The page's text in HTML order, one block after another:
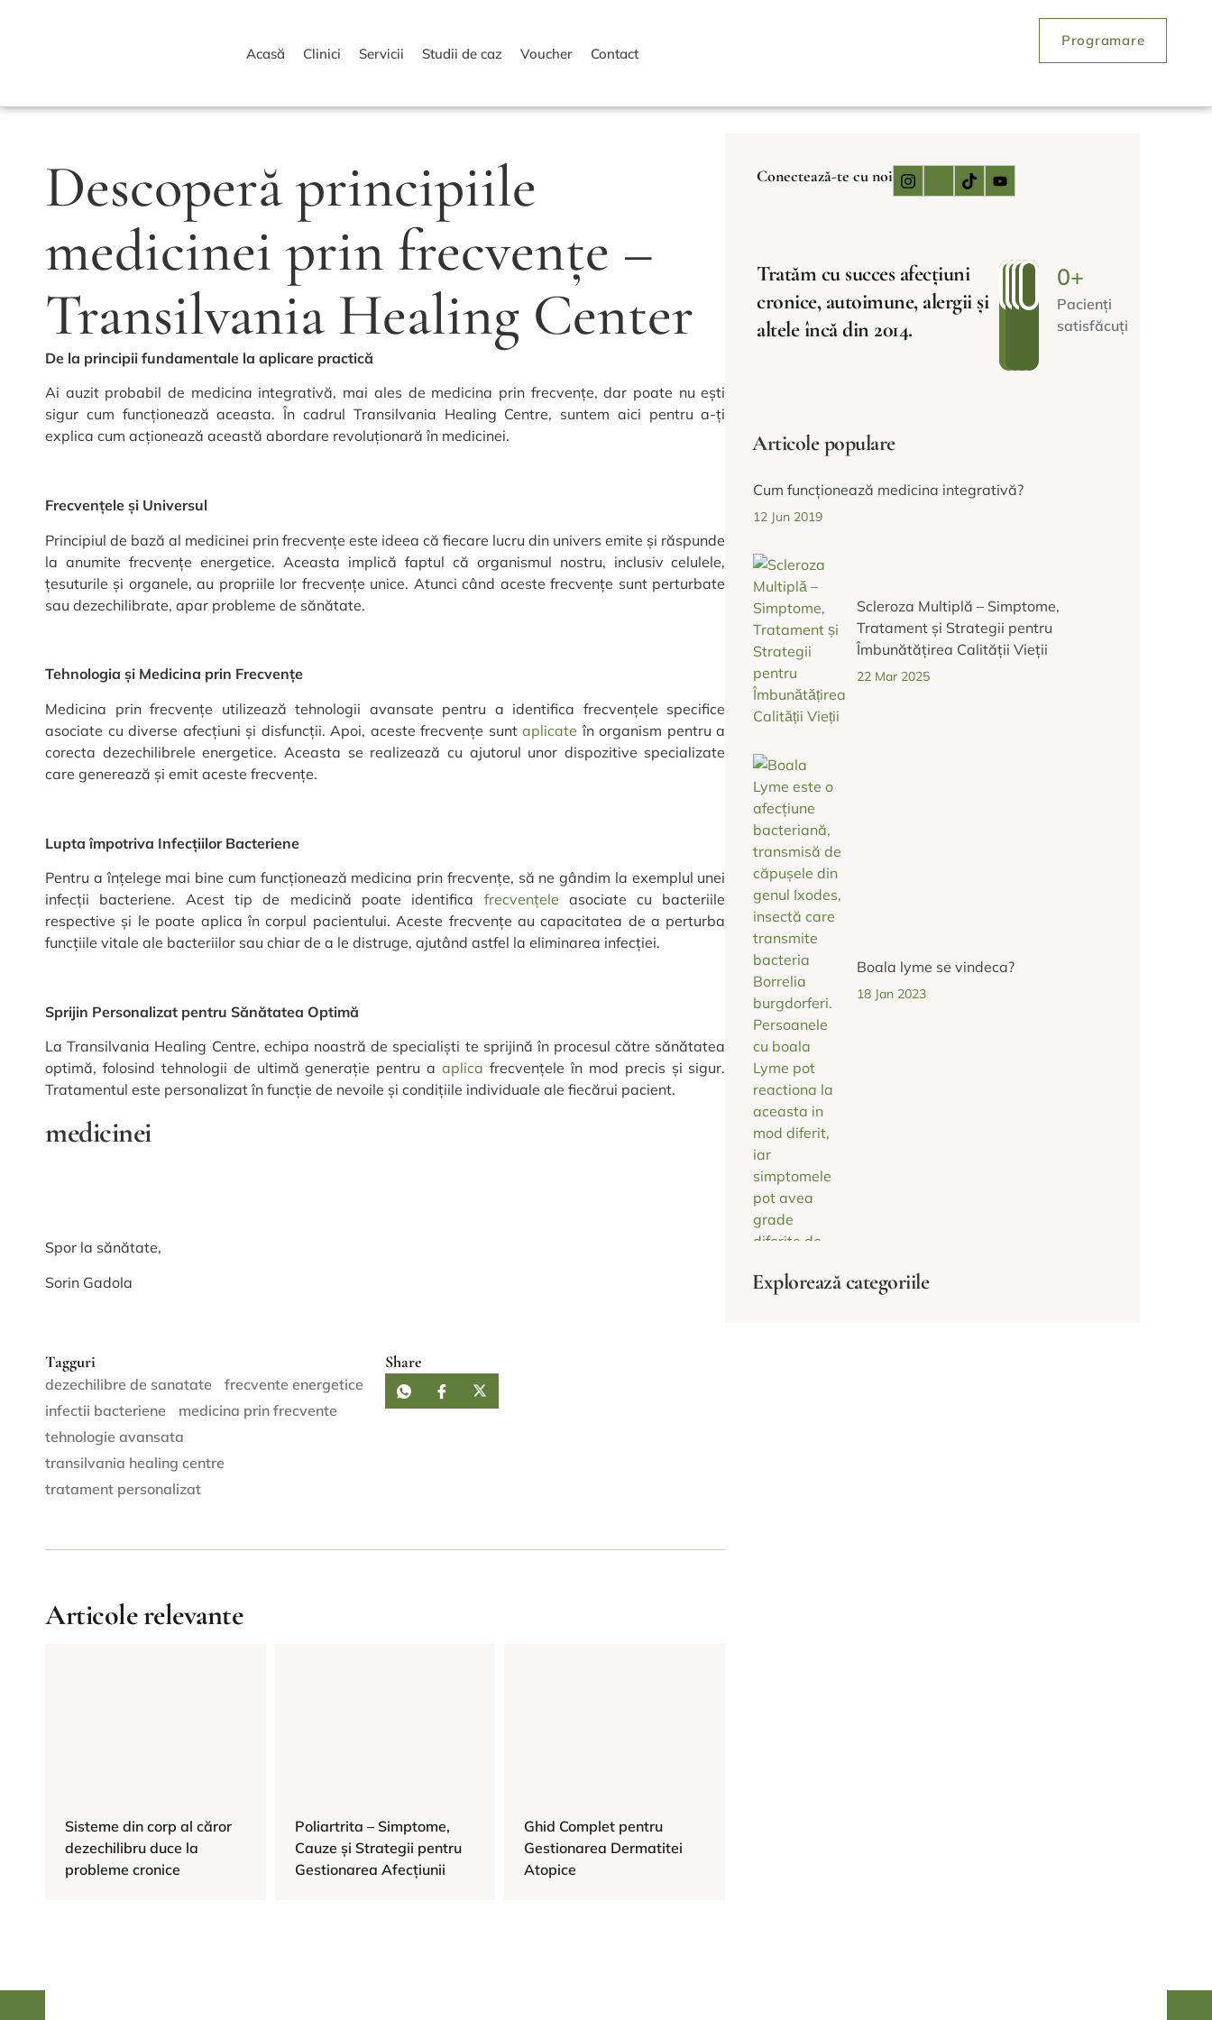
Acasă Clinici Servicii Studii de caz Voucher Contact
Programare
Descoperă principiile
medicinei prin frecvențe –
Transilvania Healing Center
De la principii fundamentale la aplicare practică
Ai auzit probabil de medicina integrativă, mai ales de medicina prin frecvențe, dar poate nu ești
sigur cum funcționează aceasta. În cadrul Transilvania Healing Centre, suntem aici pentru a-ți
explica cum acționează această abordare revoluționară în medicinei.
Frecvențele și Universul
Principiul de bază al medicinei prin frecvențe este ideea că fiecare lucru din univers emite și răspunde
la anumite frecvențe energetice. Aceasta implică faptul că organismul nostru, inclusiv celulele,
țesuturile și organele, au propriile lor frecvențe unice. Atunci când aceste frecvențe sunt perturbate
sau dezechilibrate, apar probleme de sănătate.
Tehnologia și Medicina prin Frecvențe
Medicina prin frecvențe utilizează tehnologii avansate pentru a identifica frecvențele specifice
asociate cu diverse afecțiuni și disfuncții. Apoi, aceste frecvențe suntaplicate în organism pentru a
corecta dezechilibrele energetice. Aceasta se realizează cu ajutorul unor dispozitive specializate
care generează și emit aceste frecvențe.
Lupta împotriva Infecțiilor Bacteriene
Pentru a înțelege mai bine cum funcționează medicina prin frecvențe, să ne gândim la exemplul unei
infecții bacteriene. Acest tip de medicină poate identifica frecvențele asociate cu bacteriile
respective și le poate aplica în corpul pacientului. Aceste frecvențe au capacitatea de a perturba
funcțiile vitale ale bacteriilor sau chiar de a le distruge, ajutând astfel la eliminarea infecției.
Sprijin Personalizat pentru Sănătatea Optimă
La Transilvania Healing Centre, echipa noastră de specialiști te sprijină în procesul către sănătatea
optimă, folosind tehnologii de ultimă generație pentru aaplica frecvențele în mod precis și sigur.
Tratamentul este personalizat în funcție de nevoile și condițiile individuale ale fiecărui pacient.
medicinei
Spor la sănătate,
Sorin Gadola
Tagguri
dezechilibre de sanatate
frecvente energetice
infectii bacteriene
medicina prin frecvente
tehnologie avansata
transilvania healing centre
tratament personalizat
Share
Articole relevante
Sisteme din corp al căror
dezechilibru duce la
probleme cronice
Poliartrita – Simptome,
Cauze și Strategii pentru
Gestionarea Afecțiunii
Ghid Complet pentru
Gestionarea Dermatitei
Atopice
Conectează-te cu noi
Tratăm cu succes afecțiuni
cronice, autoimune, alergii și
altele încă din 2014.
Pacienți
satisfăcuți
0+
Articole populare
Cum funcționează medicina integrativă?
12 Jun 2019
Scleroza Multiplă – Simptome,
Tratament și Strategii pentru
Îmbunătățirea Calității Vieții
22 Mar 2025
Boala lyme se vindeca?
18 Jan 2023
Explorează categoriile